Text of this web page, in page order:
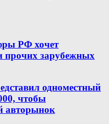
РФ хочет
прочих зарубежных
одноместный
чтобы
авторынок